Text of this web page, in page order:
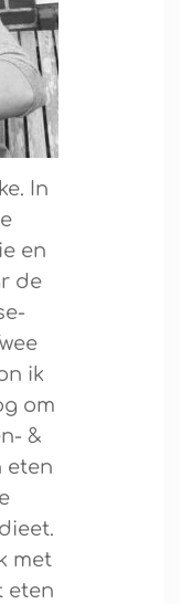
In
en
de
ik
om
&
eten
met
eten